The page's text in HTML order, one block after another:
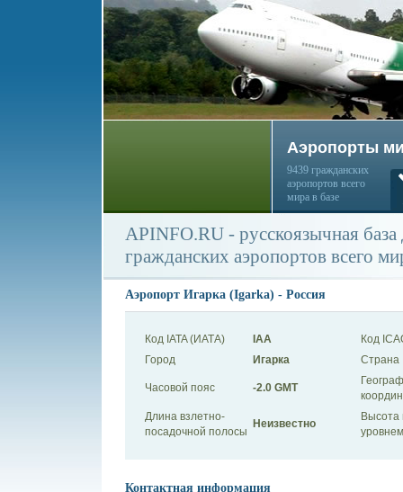
Аэропорты
9439 гражданских
аэропортов всего
мира в базе
APINFO.RU - русскоязычная
гражданских аэропортов всего
Аэропорт Игарка (Igarka) - Россия
Код IATA (ИАТА) IAA
Код
Город
Игарка Страна
Часовой пояс -2.0 GMT
Длина взлетно-
посадочной полосы
Неизвестно
Высота
Контактная информация